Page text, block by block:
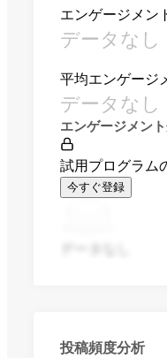
エンゲージメン
データなし
平均エンゲージ
データなし
エンゲージメン
試用プログラム
今すぐ登録
投稿頻度分析